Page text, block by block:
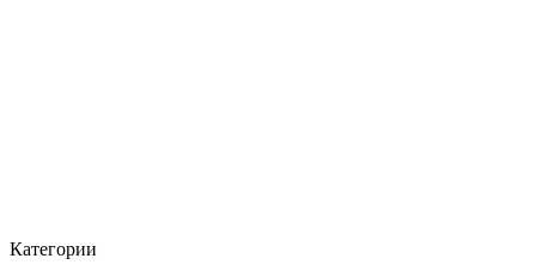
Категории